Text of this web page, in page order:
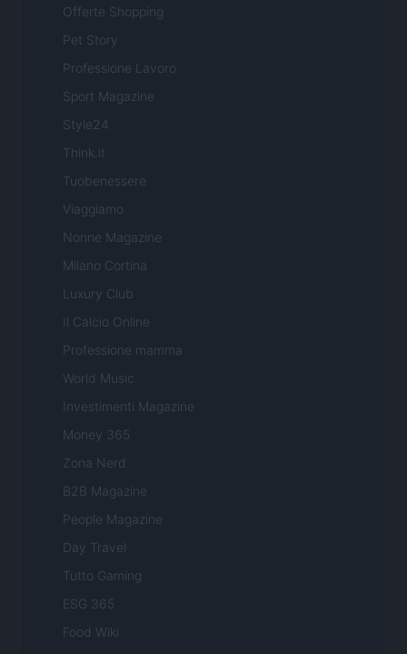
Offerte Shopping
Pet Story
Professione Lavoro
Sport Magazine
Style24
Think.it
Tuobenessere
Viaggiamo
Nonne Magazine
Milano Cortina
Luxury Club
Il Calcio Online
Professione mamma
World Music
Investimenti Magazine
Money 365
Zona Nerd
B2B Magazine
People Magazine
Day Travel
Tutto Gaming
ESG 365
Food Wiki